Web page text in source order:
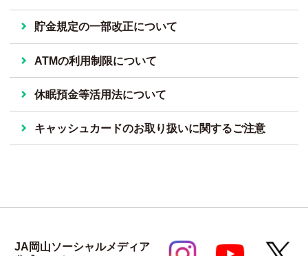
貯金規定の一部改正について
ATMの利用制限について
休眠預金等活用法について
キャッシュカードのお取り扱いに関するご注意
JA岡山ソーシャルメディア